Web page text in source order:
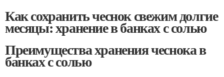
Как сохранить чеснок свежим долгие
месяцы: хранение в банках с солью
Преимущества хранения чеснока в
банках с солью